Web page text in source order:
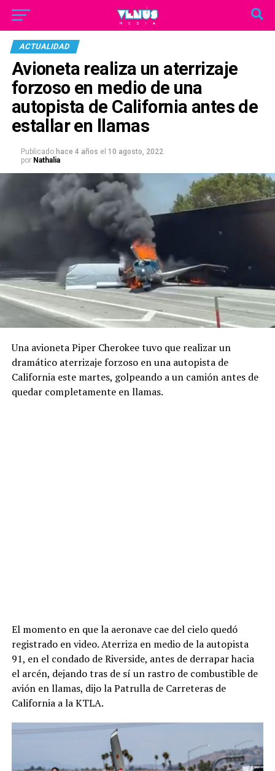
ACTUALIDAD
Avioneta realiza un aterrizaje
forzoso en medio de una
autopista de California antes de
estallar en llamas
Publicado hace 4 años el 10 agosto, 2022
por Nathalia
Una avioneta Piper Cherokee tuvo que realizar un
dramático aterrizaje forzoso en una autopista de
California este martes, golpeando a un camión antes de
quedar completamente en llamas.
El momento en que la aeronave cae del cielo quedó
registrado en video. Aterriza en medio de la autopista
91, en el condado de Riverside, antes de derrapar hacia
el arcén, dejando tras de sí un rastro de combustible de
avión en llamas, dijo la Patrulla de Carreteras de
California a la KTLA.